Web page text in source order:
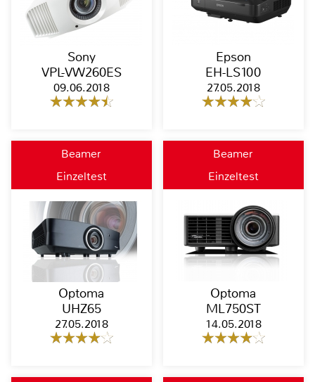
Sony
VPL-VW260ES
09.06.2018
Epson
EH-LS100
27.05.2018
Beamer
Einzeltest
Optoma
UHZ65
27.05.2018
Beamer
Einzeltest
Optoma
ML750ST
14.05.2018